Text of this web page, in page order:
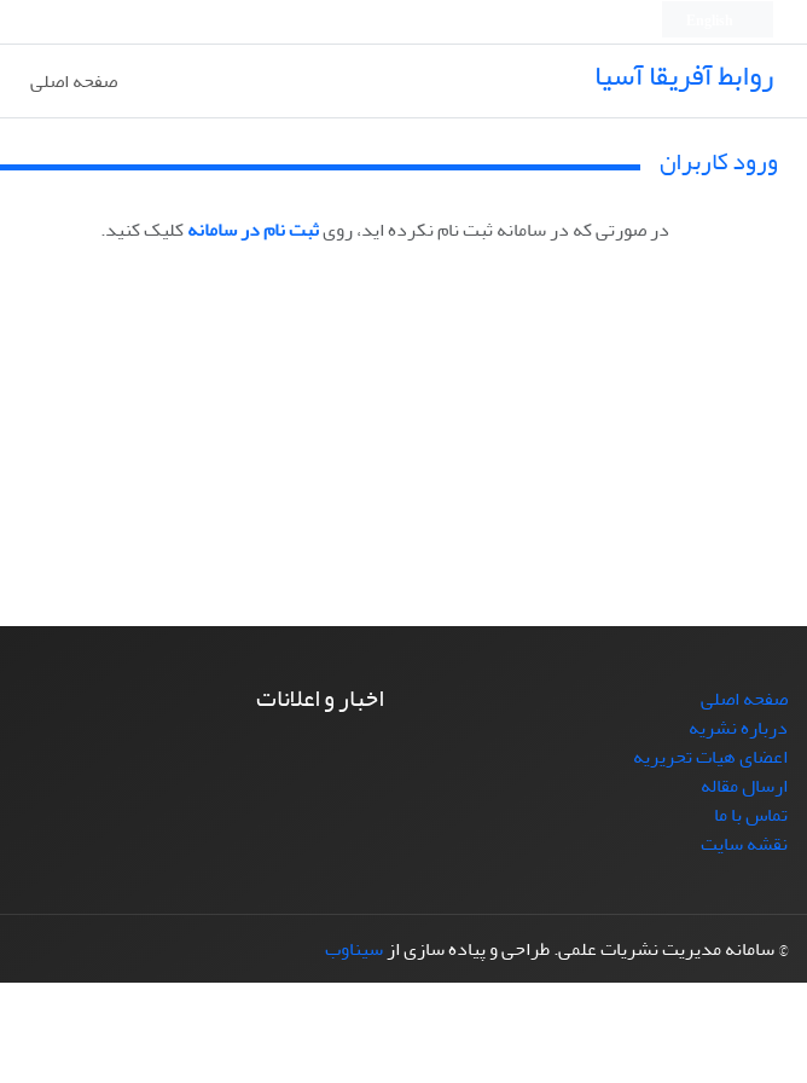
روابط آفریقا آسیا صفحه اصلی
ورود کاربران
در صورتی که در سامانه ثبت نام نکرده اید، رویثبت نام در سامانهکلیک کنید.
صفحه اصلی
درباره نشریه
اعضای هیات تحریریه
ارسال مقاله
تماس با ما
نقشه سایت
اخبار و اعلانات
© سامانه مدیریت نشریات علمی.طراحی و پیاده سازی ازسیناوب